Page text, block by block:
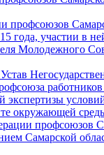
профсоюзов
года, участии в
Молодежного
окружающей
профсоюзов
Самарской